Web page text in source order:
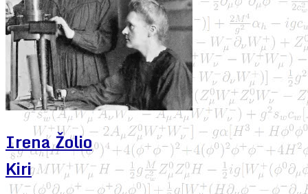
Irena Žolio
Kiri